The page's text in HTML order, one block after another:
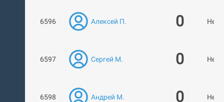
6596 Алексей П. 0 Нет
6597 Сергей М. 0 Нет
6598 Андрей М. 0 Нет